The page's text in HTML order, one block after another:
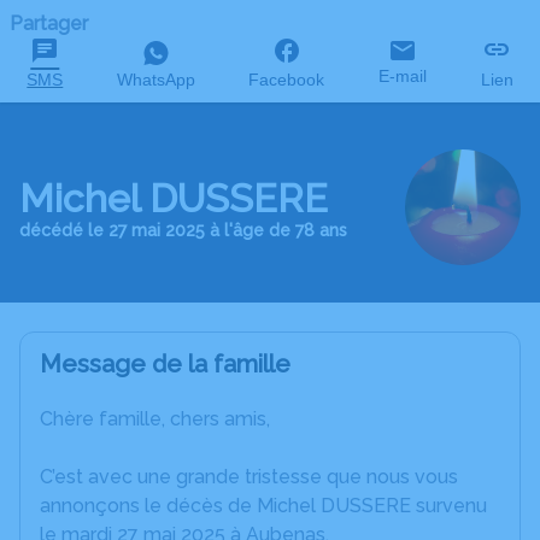
Partager
SMS WhatsApp Facebook E-mail Lien
Michel DUSSERE
décédé le 27 mai 2025 à l'âge de 78 ans
Message de la famille
Chère famille, chers amis,
C’est avec une grande tristesse que nous vous
annonçons le décès de Michel DUSSERE survenu
le mardi 27 mai 2025 à Aubenas.